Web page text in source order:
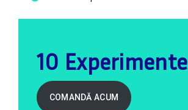
10 Experimente
COMANDĂ ACUM